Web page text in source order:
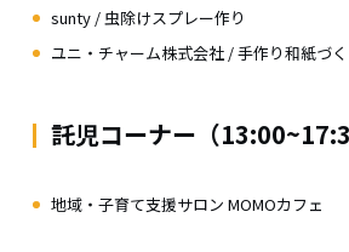
sunty / 虫除けスプレー作り
ユニ・チャーム株式会社 / 手作り和紙づ
託児コーナー（
地域・子育て支援サロン MOMOカフェ